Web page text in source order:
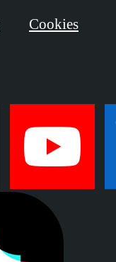
Cookies